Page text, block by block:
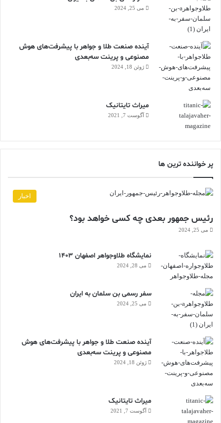
می 25, 2024
آینده صنعت طلا و جواهر با پیشرفت‌های هوش
مصنوعی و پرینت سه‌بعدی
ژوئن 18, 2024
ميراث تايتانيک
آگوست 7, 2021
پر خواننده ترین ها
اخبار
رئیس جمهور بعدی چه کسی خواهد بود؟
می 25, 2024
نمایشگاه طلاوجواهر اصفهان 1403
می 28, 2024
سفر رسمی بن سلمان به ایران
می 25, 2024
آینده صنعت طلا و جواهر با پیشرفت‌های هوش
مصنوعی و پرینت سه‌بعدی
ژوئن 18, 2024
ميراث تايتانيک
آگوست 7, 2021